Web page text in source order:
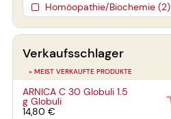
Homöopathie/Biochemie (2)
Verkaufsschlager
» MEIST VERKAUFTE PRODUKTE
ARNICA C 30 Globuli1.5
gGlobuli
14,80 €